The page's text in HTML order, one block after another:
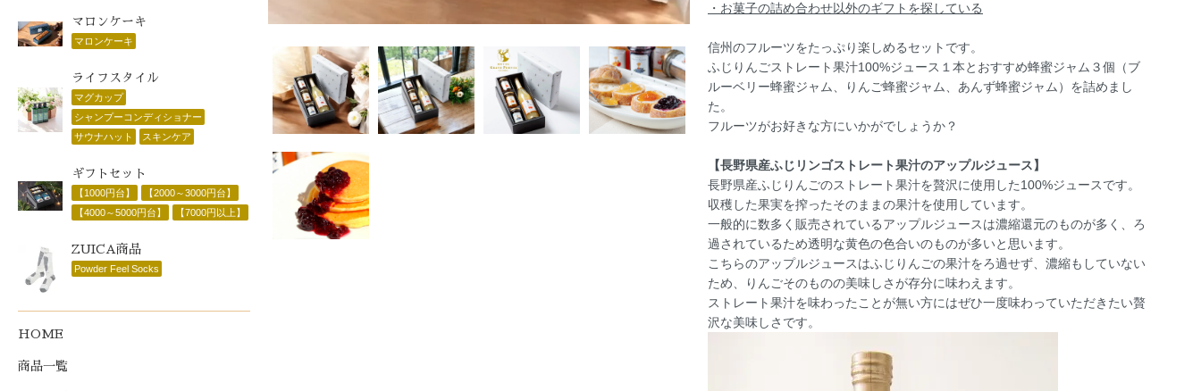
マロンケーキ
マロンケーキ
ライフスタイル
マグカップ
シャンプーコンディショナー
サウナハット
スキンケア
ギフトセット
【1000円台】
【2000～3000円台】
【4000～5000円台】
【7000円以上】
ZUICA商品
Powder Feel Socks
HOME
商品一覧
・お菓子の詰め合わせ以外のギフトを探している
信州のフルーツをたっぷり楽しめるセットです。
ふじりんごストレート果汁100%ジュース１本とおすすめ蜂蜜ジャム３個（ブ
ルーベリー蜂蜜ジャム、りんご蜂蜜ジャム、あんず蜂蜜ジャム）を詰めまし
た。
フルーツがお好きな方にいかがでしょうか？
【長野県産ふじリンゴストレート果汁のアップルジュース】
長野県産ふじりんごのストレート果汁を贅沢に使用した100%ジュースです。
収穫した果実を搾ったそのままの果汁を使用しています。
一般的に数多く販売されているアップルジュースは濃縮還元のものが多く、ろ
過されているため透明な黄色の色合いのものが多いと思います。
こちらのアップルジュースはふじりんごの果汁をろ過せず、濃縮もしていない
ため、りんごそのものの美味しさが存分に味わえます。
ストレート果汁を味わったことが無い方にはぜひ一度味わっていただきたい贅
沢な美味しさです。